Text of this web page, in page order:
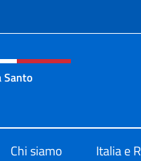
e menù
Santo
Chi siamo Italia e